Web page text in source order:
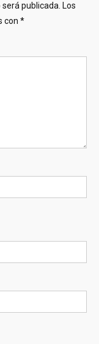
publicada. Los
con *